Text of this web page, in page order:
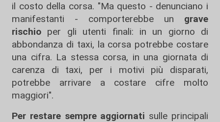
il costo della corsa. "Ma questo - denunciano i
manifestanti - comporterebbe un grave
rischio per gli utenti finali: in un giorno di
abbondanza di taxi, la corsa potrebbe costare
una cifra. La stessa corsa, in una giornata di
carenza di taxi, per i motivi più disparati,
potrebbe arrivare a costare cifre molto
maggiori".
Per restare sempre aggiornati sulle principali